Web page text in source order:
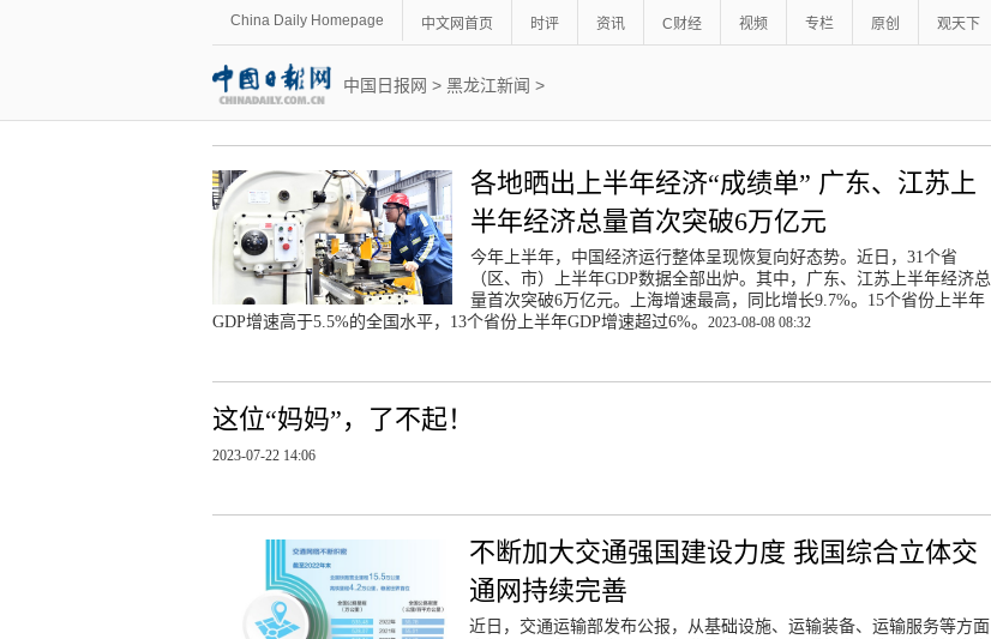
China Daily Homepage 中文网首页 时评 资讯 C财经 视频 专栏 原创 观天下
中国日报网 > 黑龙江新闻 >
各地晒出上半年经济“成绩单” 广东、江苏上
半年经济总量首次突破6万亿元
今年上半年，中国经济运行整体呈现恢复向好态势。近日，31个省
（区、市）上半年GDP数据全部出炉。其中，广东、江苏上半年经济总
量首次突破6万亿元。上海增速最高，同比增长9.7%。15个省份上半年
GDP增速高于5.5%的全国水平，13个省份上半年GDP增速超过6%。 2023-08-08 08:32
这位“妈妈”，了不起！
2023-07-22 14:06
不断加大交通强国建设力度 我国综合立体交
通网持续完善
近日，交通运输部发布公报，从基础设施、运输装备、运输服务等方面